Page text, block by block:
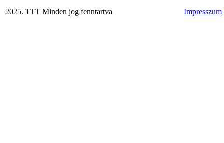
2025. TTT Minden jog fenntartva Impresszum